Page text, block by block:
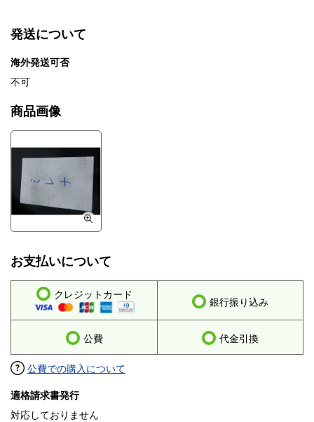
発送について
海外発送可否
不可
商品画像
お支払いについて
クレジットカード
銀行振り込み
公費 代金引換
公費での購入について
適格請求書発行
対応しておりません